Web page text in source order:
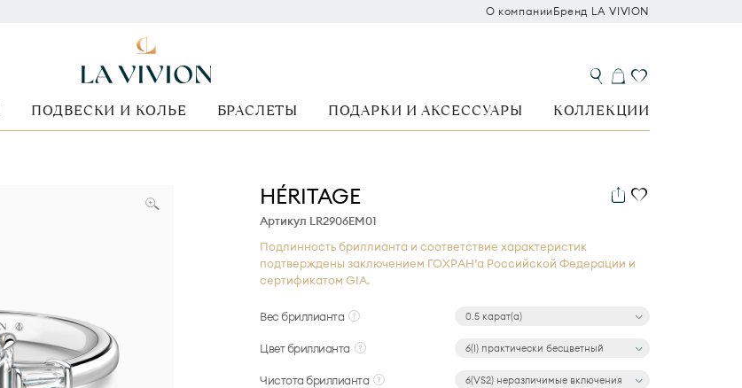
О компанииБренд LA VIVION
ПОДВЕСКИ И КОЛЬЕ БРАСЛЕТЫ ПОДАРКИ И АКСЕССУАРЫ КОЛЛЕКЦИИ
HÉRITAGE
Артикул LR2906EM01
Подлинность бриллианта и соответствие характеристик
подтверждены заключением ГОХРАН’а Российской Федерации и
сертификатом GIA.
Вес бриллианта 0.5 карат(а)
Цвет бриллианта 6(I) практически бесцветный
Чистота бриллианта 6(VS2) неразличимые включения